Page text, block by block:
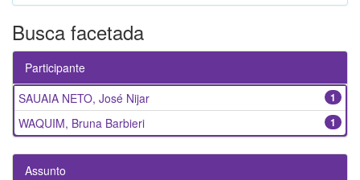
Busca facetada
Participante
1
SAUAIA NETO, José Nijar
1
WAQUIM, Bruna Barbieri
Assunto